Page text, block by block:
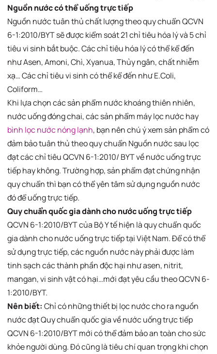
Nguồn nước có thể uống trực tiếp
Nguồn nước tuân thủ chất lượng theo quy chuẩn QCVN
6-1:2010/BYT sẽ được kiểm soát 21 chỉ tiêu hóa lý và 5 chỉ
tiêu vi sinh bắt buộc. Các chỉ tiêu hóa lý có thể kể đến
như Asen, Amoni, Chì, Xyanua, Thủy ngân, chất nhiễm
xạ… Các chỉ tiêu vi sinh có thể kể đến như E.Coli,
Coliform…
Khi lựa chọn các sản phẩm nước khoáng thiên nhiên,
nước uống đóng chai, các sản phẩm máy lọc nước hay
bình lọc nước nóng lạnh, bạn nên chú ý xem sản phẩm có
đảm bảo tuân thủ theo quy chuẩn Nguồn nước sau lọc
đạt các chỉ tiêu QCVN 6-1:2010/ BYT về nước uống trực
tiếp hay không. Trường hợp, sản phẩm đạt chứng nhận
quy chuẩn thì bạn có thể yên tâm sử dụng nguồn nước
đó để uống trực tiếp.
Quy chuẩn quốc gia dành cho nước uống trực tiếp
QCVN 6-1:2010/BYT của Bộ Y tế hiện là quy chuẩn quốc
gia dành cho nước uống trực tiếp tại Việt Nam. Để có thể
sử dụng trực tiếp, các nguồn nước này phải được làm
tinh sạch các thành phần độc hại như asen, nitrit,
mangan, vi sinh vật có hại…mới đạt yêu cầu theo QCVN 6-
1:2010/BYT.
Nên biết: Chỉ có những thiết bị lọc nước cho ra nguồn
nước đạt Quy chuẩn quốc gia về nước uống trực tiếp
QCVN 6-1:2010/BYT mới có thể đảm bảo an toàn cho sức
khỏe người dùng. Đó cũng là tiêu chí quan trọng khi chọn